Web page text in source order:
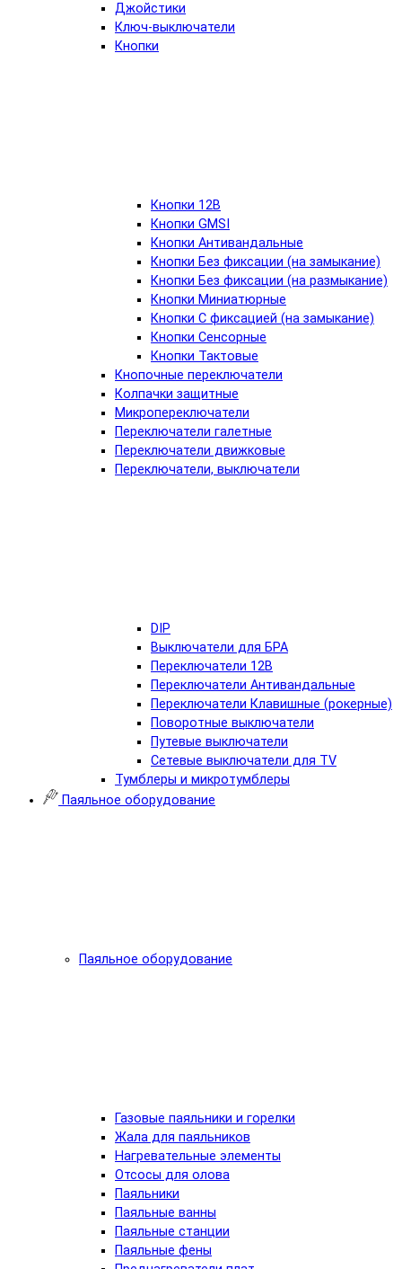
Джойстики
Ключ-выключатели
Кнопки
Кнопки 12В
Кнопки GMSI
Кнопки Антивандальные
Кнопки Без фиксации (на замыкание)
Кнопки Без фиксации (на размыкание)
Кнопки Миниатюрные
Кнопки С фиксацией (на замыкание)
Кнопки Сенсорные
Кнопки Тактовые
Кнопочные переключатели
Колпачки защитные
Микропереключатели
Переключатели галетные
Переключатели движковые
Переключатели, выключатели
DIP
Выключатели для БРА
Переключатели 12В
Переключатели Антивандальные
Переключатели Клавишные (рокерные)
Поворотные выключатели
Путевые выключатели
Сетевые выключатели для TV
Тумблеры и микротумблеры
Паяльное оборудование
Паяльное оборудование
Газовые паяльники и горелки
Жала для паяльников
Нагревательные элементы
Отсосы для олова
Паяльники
Паяльные ванны
Паяльные станции
Паяльные фены